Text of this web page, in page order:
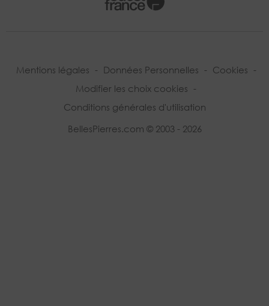
Mentions légales - Données Personnelles - Cookies -
Modifier les choix cookies -
Conditions générales d'utilisation
BellesPierres.com © 2003 - 2026